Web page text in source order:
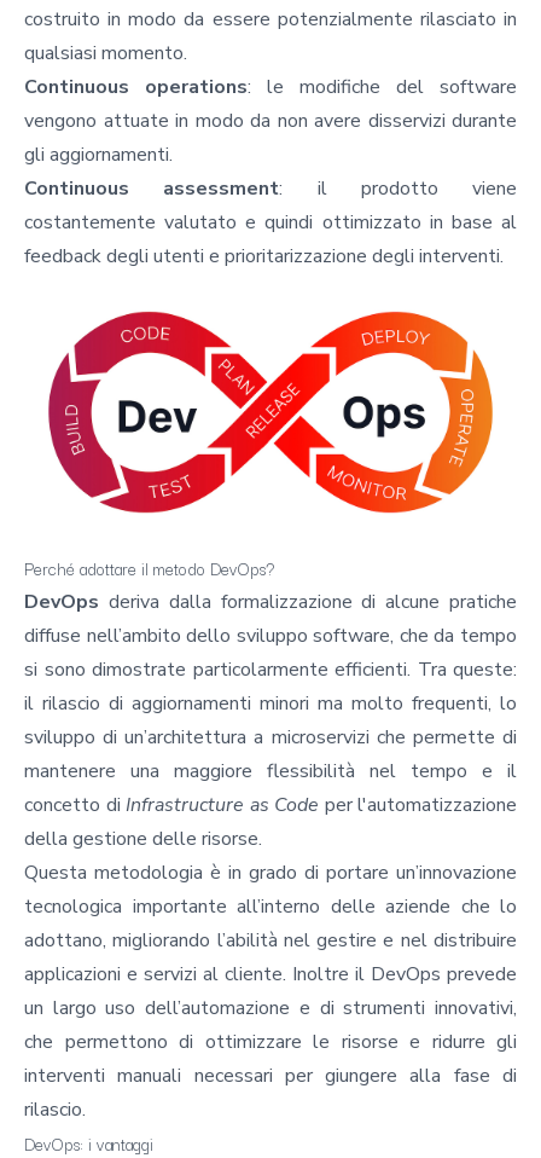
costruito in modo da essere potenzialmente rilasciato in
qualsiasi momento.
Continuous operations: le modifiche del software
vengono attuate in modo da non avere disservizi durante
gli aggiornamenti.
Continuous assessment: il prodotto viene
costantemente valutato e quindi ottimizzato in base al
feedback degli utenti e prioritarizzazione degli interventi.
Perché adottare il metodo DevOps?
DevOps deriva dalla formalizzazione di alcune pratiche
diffuse nell’ambito dello sviluppo software, che da tempo
si sono dimostrate particolarmente efficienti. Tra queste:
il rilascio di aggiornamenti minori ma molto frequenti, lo
sviluppo di un’architettura a microservizi che permette di
mantenere una maggiore flessibilità nel tempo e il
concetto di Infrastructure as Code per l'automatizzazione
della gestione delle risorse.
Questa metodologia è in grado di portare un’innovazione
tecnologica importante all’interno delle aziende che lo
adottano, migliorando l’abilità nel gestire e nel distribuire
applicazioni e servizi al cliente. Inoltre il DevOps prevede
un largo uso dell’automazione e di strumenti innovativi,
che permettono di ottimizzare le risorse e ridurre gli
interventi manuali necessari per giungere alla fase di
rilascio.
DevOps: i vantaggi